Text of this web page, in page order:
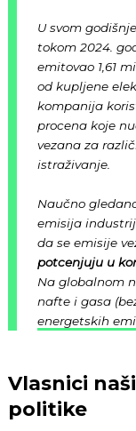
U svom
tokom 2024.
emitovao 1,61
od kupljene
kompanija
procena koje
vezana za
istraživanje.
Naučno
emisija
da se emisije
potcenjuju u
Na globalnom
nafte i gasa
energetskih
Vlasnici
politike